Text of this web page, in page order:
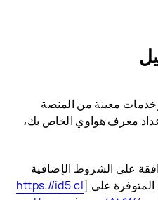
معينة من المنصة
معرف هواوي الخاص بك،
على الشروط الإضافية
على [https://id5.cl